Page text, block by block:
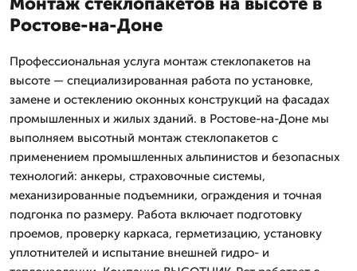
Ростове-на-Доне
Профессиональная услуга монтаж стеклопакетов на
высоте — специализированная работа по установке,
замене и остеклению оконных конструкций на фасадах
промышленных и жилых зданий. в Ростове-на-Доне мы
выполняем высотный монтаж стеклопакетов с
применением промышленных альпинистов и безопасных
технологий: анкеры, страховочные системы,
механизированные подъемники, ограждения и точная
подгонка по размеру. Работа включает подготовку
проемов, проверку каркаса, герметизацию, установку
уплотнителей и испытание внешней гидро- и